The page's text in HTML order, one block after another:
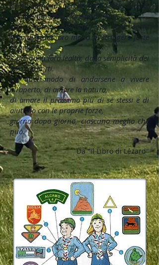
Se mi domandi perché sono scout, ti dirò:
perché non posso fare altrimenti.
Sono stato conquistato dai loro occhi
limpidi e dal loro modo di stringere forte
la mano.
E poi dalla loro lealtà; dalla semplicità dei
loro rapporti.
Da quel modo di andarsene a vivere
all’aperto, di amare la natura,
di amare il prossimo più di sé stessi e di
aiutarlo con le proprie forze,
giorno dopo giorno, ciascuno meglio che
può.
Da "il Libro di Lézard"